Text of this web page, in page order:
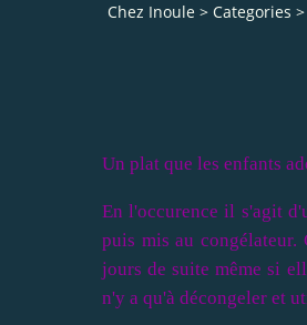
Chez Inoule > Categories >
Un plat que les enfants
En l'occurence il s'agit
puis mis au
jours de suite même si
n'y a qu'à décongeler et